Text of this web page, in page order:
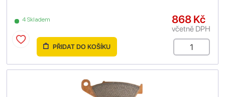
4 Skladem 868 Kč
včetně DPH
PŘIDAT DO KOŠÍKU